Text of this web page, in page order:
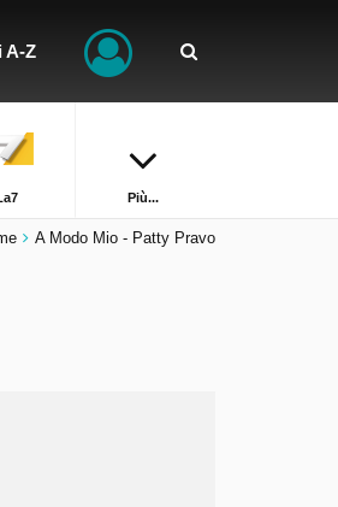
A-Z
Più...
A Modo Mio - Patty Pravo